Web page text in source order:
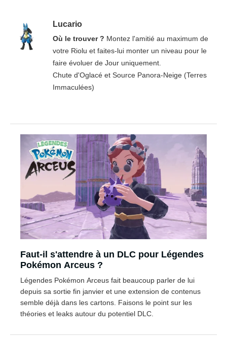
Lucario
Où le trouver ? Montez l'amitié au maximum de
votre Riolu et faites-lui monter un niveau pour le
faire évoluer de Jour uniquement.
Chute d'Oglacé et Source Panora-Neige (Terres
Immaculées)
Faut-il s'attendre à un DLC pour Légendes
Pokémon Arceus ?
Légendes Pokémon Arceus fait beaucoup parler de lui
depuis sa sortie fin janvier et une extension de contenus
semble déjà dans les cartons. Faisons le point sur les
théories et leaks autour du potentiel DLC.